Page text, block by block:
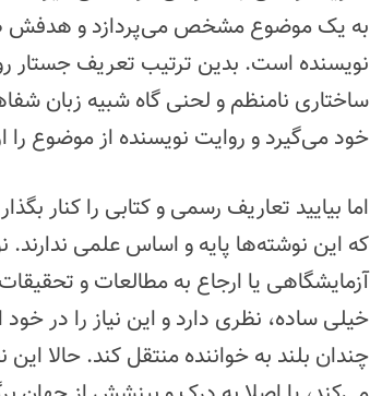
به یک موضوع مشخص می‌پردازد و هدفش
نویسنده است. بدین ترتیب تعریف جستار
ساختاری نامنظم و لحنی گاه شبیه زبان
خود می‌گیرد و روایت نویسنده از موضوع را
اما بیایید تعاریف رسمی و کتابی را کنار
که این نوشته‌ها پایه و اساس علمی ندارند.
آزمایشگاهی یا ارجاع به مطالعات و
خیلی ساده، نظری دارد و این نیاز را در
چندان بلند به خواننده منتقل کند. حالا